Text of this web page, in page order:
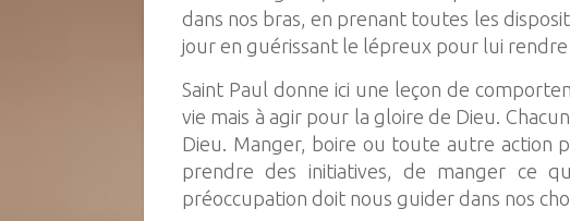
dans nos bras, en prenant toutes les
jour en guérissant le lépreux pour lui rendre
Saint Paul donne ici une leçon de
vie mais à agir pour la gloire de Dieu.
Dieu. Manger, boire ou toute autre action
prendre des initiatives, de manger ce
préoccupation doit nous guider dans nos